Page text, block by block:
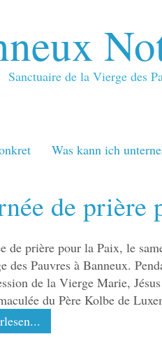
Sanctuaire de la Vierge des
Was kann ich
de prière
de prière pour la Paix, le
des Pauvres à Banneux.
de la Vierge Marie,
du Père Kolbe de